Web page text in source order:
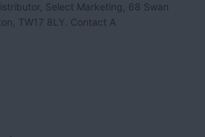
Select Marketing, 68 Swan
TW17 8LY. Contact A